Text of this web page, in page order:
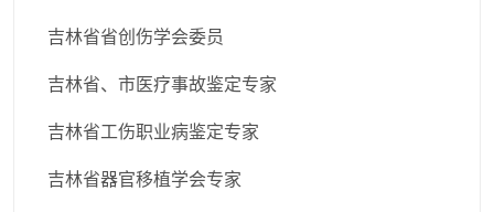
吉林省省创伤学会委员
吉林省、市医疗事故鉴定专家
吉林省工伤职业病鉴定专家
吉林省器官移植学会专家